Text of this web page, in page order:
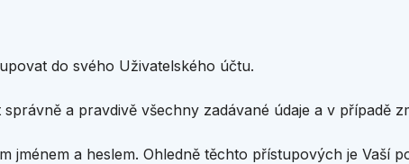
do svého Uživatelského účtu.
a pravdivě všechny zadávané údaje a v případě
jménem a heslem. Ohledně těchto přístupových je Vaší